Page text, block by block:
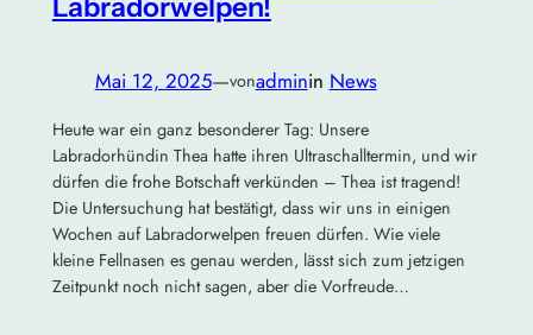
Mai 12, 2025—vonadminin News
Heute war ein ganz besonderer Tag: Unsere
Labradorhündin Thea hatte ihren Ultraschalltermin, und wir
dürfen die frohe Botschaft verkünden – Thea ist tragend!
Die Untersuchung hat bestätigt, dass wir uns in einigen
Wochen auf Labradorwelpen freuen dürfen. Wie viele
kleine Fellnasen es genau werden, lässt sich zum jetzigen
Zeitpunkt noch nicht sagen, aber die Vorfreude…